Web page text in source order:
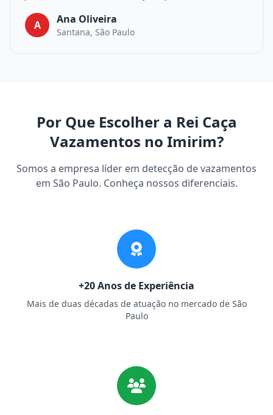
A Ana Oliveira
Santana, São Paulo
Por Que Escolher a Rei Caça
Vazamentos no Imirim?
Somos a empresa líder em detecção de vazamentos
em São Paulo. Conheça nossos diferenciais.
+20 Anos de Experiência
Mais de duas décadas de atuação no mercado de São
Paulo